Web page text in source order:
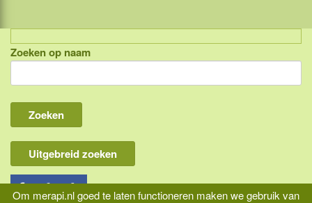
Om merapi.nl goed te laten functioneren maken we gebruik van
Indonesië, eilandcombinaties
Bali
Lombok
Flores & Komodo
Overige Sunda eilanden
Java
Zoeken op naam
Uitgebreid zoeken